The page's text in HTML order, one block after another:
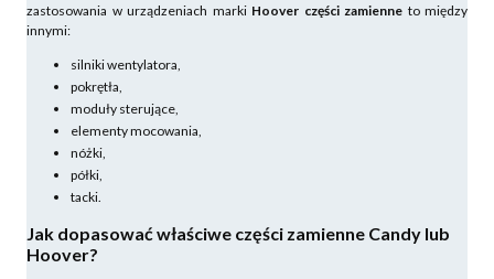
zastosowania w urządzeniach marki Hoover części zamienne to między
innymi:
silniki wentylatora,
pokrętła,
moduły sterujące,
elementy mocowania,
nóżki,
półki,
tacki.
Jak dopasować właściwe części zamienne Candy lub
Hoover?